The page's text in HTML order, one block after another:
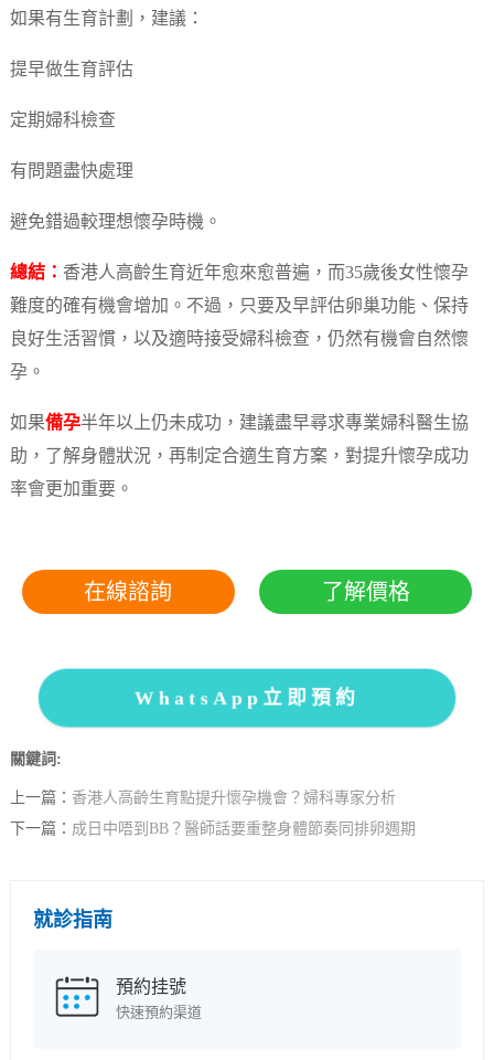
如果有生育計劃，建議：
提早做生育評估
定期婦科檢查
有問題盡快處理
避免錯過較理想懷孕時機。
總結： 香港人高齡生育近年愈來愈普遍，而35歲後女性懷孕
難度的確有機會增加。不過，只要及早評估卵巢功能、保持
良好生活習慣，以及適時接受婦科檢查，仍然有機會自然懷
孕。
如果備孕半年以上仍未成功，建議盡早尋求專業婦科醫生協
助，了解身體狀況，再制定合適生育方案，對提升懷孕成功
率會更加重要。
在線諮詢 了解價格
WhatsApp立即預約
關鍵詞:
上一篇： 香港人高齡生育點提升懷孕機會？婦科專家分析
下一篇： 成日中唔到BB？醫師話要重整身體節奏同排卵週期
就診指南
預約挂號
快速預約渠道